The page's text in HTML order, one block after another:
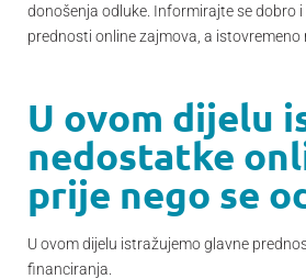
donošenja odluke. Informirajte se dobro
prednosti online zajmova, a
U ovom dijelu
nedostatke
prije nego se
U ovom dijelu istražujemo glavne
financiranja.